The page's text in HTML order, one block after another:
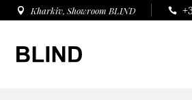
Kharkiv, Showroom BLIND